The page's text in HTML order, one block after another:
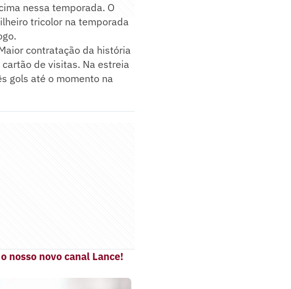
nessa temporada. O
tricolor na temporada
contratação da história
de visitas. Na estreia
gols até o momento na
nosso novo canal Lance!